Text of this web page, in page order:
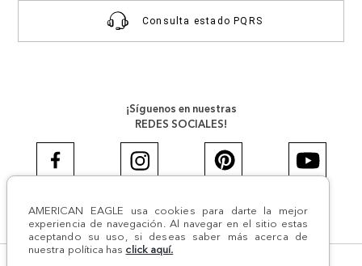
AMERICAN EAGLE usa cookies para darte la mejor
experiencia de navegación. Al navegar en el sitio estas
aceptando su uso, si deseas saber más acerca de
nuestra política has click aquí.
Consulta estado PQRS
¡Síguenos en nuestras
REDES SOCIALES!
#AEJEANS #AerieREALCOL